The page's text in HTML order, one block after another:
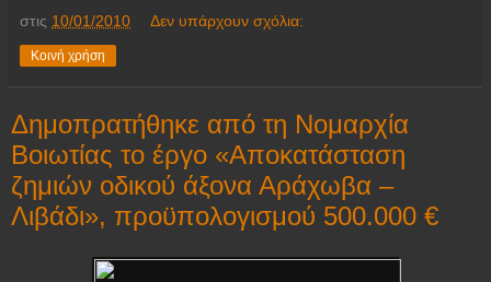
στις 10/01/2010 Δεν υπάρχουν σχόλια:
Κοινή χρήση
Δημοπρατήθηκε από τη Νομαρχία
Βοιωτίας το έργο «Αποκατάσταση
ζημιών οδικού άξονα Αράχωβα –
Λιβάδι», προϋπολογισμού 500.000 €